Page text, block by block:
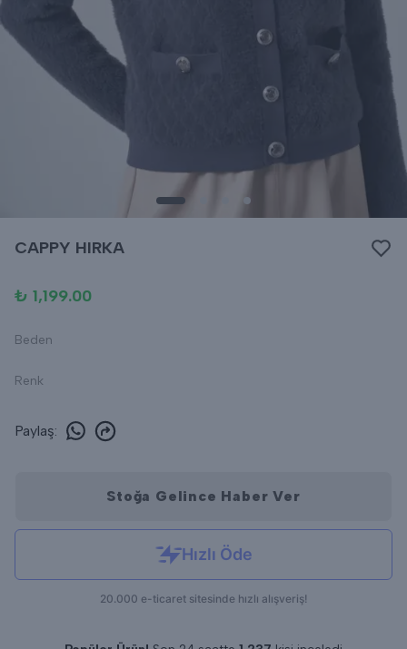
CAPPY HIRKA
₺ 1,199.00
Beden
Renk
Paylaş:
Stoğa Gelince Haber Ver